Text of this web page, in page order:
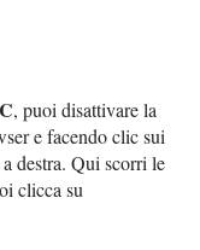
, puoi disattivare la
e facendo clic sui
destra. Qui scorri le
clicca su